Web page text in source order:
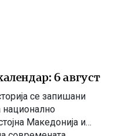
6 август
се запишани
национално
Македонија и